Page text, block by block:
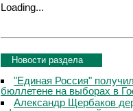
Loading...
Новости раздела
"Единая Россия"
бюллетене на выборах в
Александр Щербаков